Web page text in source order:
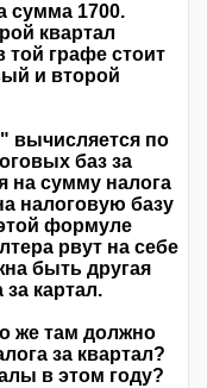
сумма 1700.
квартал
той графе стоит
и второй
вычисляется по
баз за
на сумму налога
налоговую базу
формуле
рвут на себе
быть другая
картал.
же там должно
за квартал?
в этом году?